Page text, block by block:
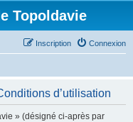
Topoldavie
Connexion
Inscription
d’utilisation
» (désigné ci-après par